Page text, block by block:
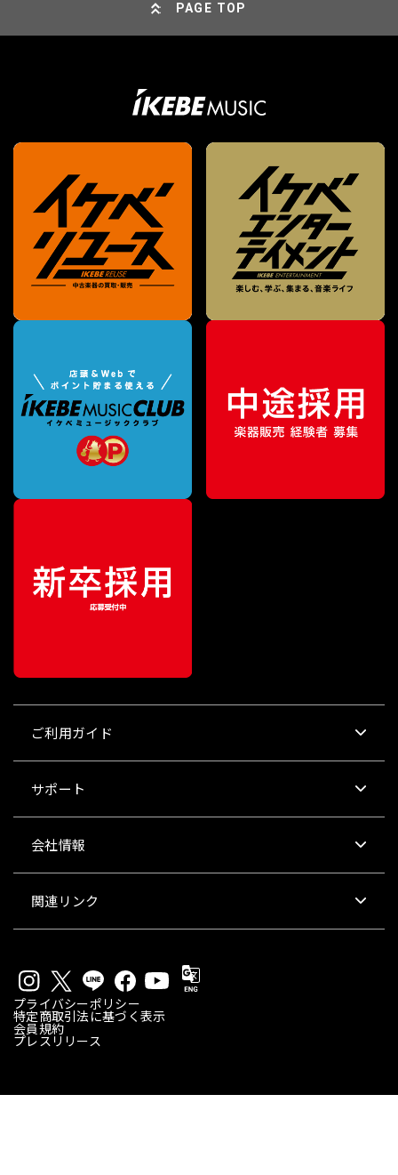
PAGE TOP
ご利用ガイド
サポート
会社情報
関連リンク
プライバシーポリシー
特定商取引法に基づく表示
会員規約
プレスリリース